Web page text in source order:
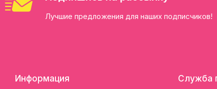
Лучшие предложения для наших подписчиков!
Информация Служба